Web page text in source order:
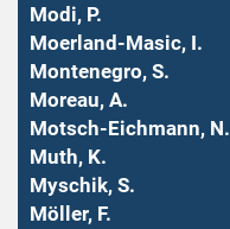
Modi, P.
Moerland-Masic, I.
Montenegro, S.
Moreau, A.
Motsch-Eichmann, N.
Muth, K.
Myschik, S.
Möller, F.